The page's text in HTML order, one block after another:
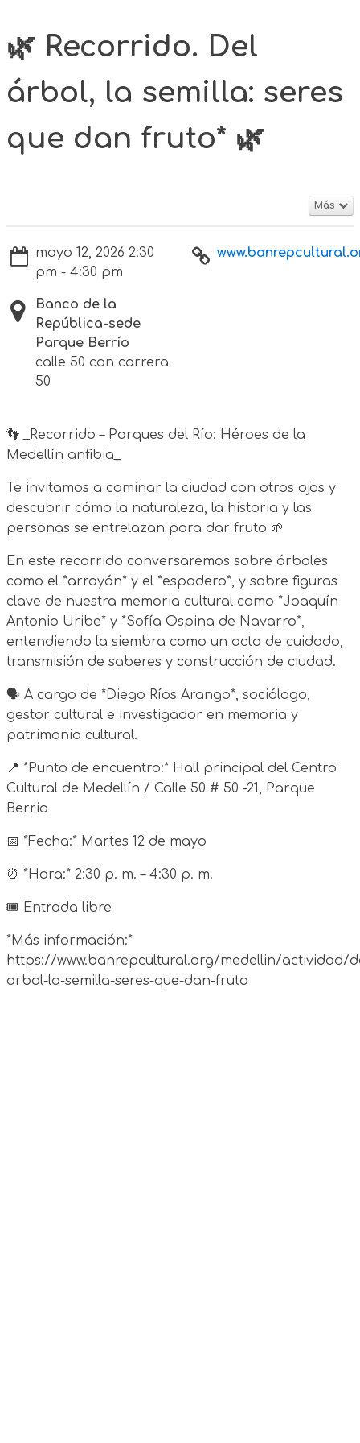
🌿 Recorrido. Del
árbol, la semilla: seres
que dan fruto* 🌿
Más
mayo 12, 2026 2:30
pm - 4:30 pm
Banco de la
República-sede
Parque Berrío
calle 50 con carrera
50
👣 _Recorrido – Parques del Río: Héroes de la
Medellín anfibia_
Te invitamos a caminar la ciudad con otros ojos y
descubrir cómo la naturaleza, la historia y las
personas se entrelazan para dar fruto 🌱
En este recorrido conversaremos sobre árboles
como el *arrayán* y el *espadero*, y sobre figuras
clave de nuestra memoria cultural como *Joaquín
Antonio Uribe* y *Sofía Ospina de Navarro*,
entendiendo la siembra como un acto de cuidado,
transmisión de saberes y construcción de ciudad.
🗣️ A cargo de *Diego Ríos Arango*, sociólogo,
gestor cultural e investigador en memoria y
patrimonio cultural.
📍 *Punto de encuentro:* Hall principal del Centro
Cultural de Medellín / Calle 50 # 50 -21, Parque
Berrio
📅 *Fecha:* Martes 12 de mayo
⏰ *Hora:* 2:30 p. m. – 4:30 p. m.
🎟️ Entrada libre
*Más información:*
https://www.banrepcultural.org/medellin/actividad/
arbol-la-semilla-seres-que-dan-fruto